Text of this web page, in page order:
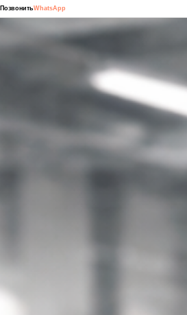
ПозвонитьWhatsApp